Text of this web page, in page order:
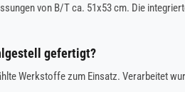
von B/T ca. 51x53 cm. Die
gefertigt?
Werkstoffe zum Einsatz. Verarbeitet